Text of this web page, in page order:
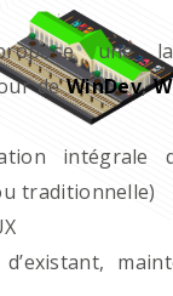
une
deWinDev,
intégrale
traditionnelle)